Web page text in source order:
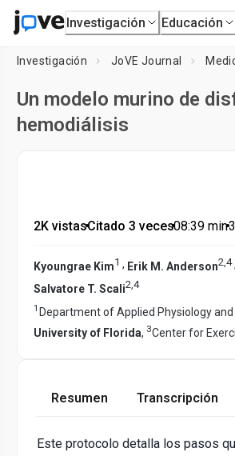
Investigación Educación
Investigación JoVE Journal
Un modelo murino de
hemodiálisis
2K vistas•Citado 3 veces•08:39 min•
Kyoungrae Kim1 , Erik M. Anderson2,4,
Salvatore T. Scali2 4
1 Department of Applied Physiology and
University of Florida, 3Center for
Resumen Transcripción
Este protocolo detalla los pasos